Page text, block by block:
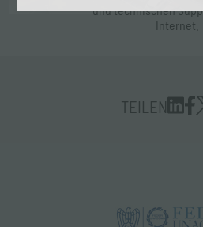
und technischen
Internet.
TEILEN